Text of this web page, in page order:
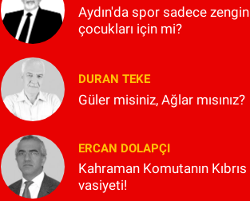
Aydın'da spor sadece zengin
çocukları için mi?
DURAN TEKE
Güler misiniz, Ağlar mısınız?
ERCAN DOLAPÇI
Kahraman Komutanın Kıbrıs
vasiyeti!